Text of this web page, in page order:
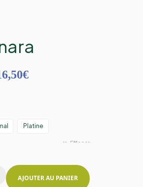
€
Platine
Effacer
AJOUTER AU PANIER